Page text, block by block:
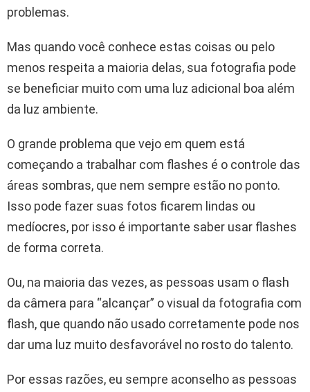
problemas.
Mas quando você conhece estas coisas ou pelo
menos respeita a maioria delas, sua fotografia pode
se beneficiar muito com uma luz adicional boa além
da luz ambiente.
O grande problema que vejo em quem está
começando a trabalhar com flashes é o controle das
áreas sombras, que nem sempre estão no ponto.
Isso pode fazer suas fotos ficarem lindas ou
medíocres, por isso é importante saber usar flashes
de forma correta.
Ou, na maioria das vezes, as pessoas usam o flash
da câmera para “alcançar” o visual da fotografia com
flash, que quando não usado corretamente pode nos
dar uma luz muito desfavorável no rosto do talento.
Por essas razões, eu sempre aconselho as pessoas